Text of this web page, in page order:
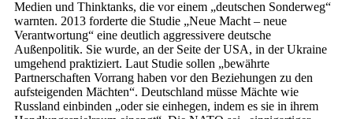
Medien und Thinktanks, die vor einem „deutschen Sonderweg“
warnten. 2013 forderte die Studie „Neue Macht – neue
Verantwortung“ eine deutlich aggressivere deutsche
Außenpolitik. Sie wurde, an der Seite der USA, in der Ukraine
umgehend praktiziert. Laut Studie sollen „bewährte
Partnerschaften Vorrang haben vor den Beziehungen zu den
aufsteigenden Mächten“. Deutschland müsse Mächte wie
Russland einbinden „oder sie einhegen, indem es sie in ihrem